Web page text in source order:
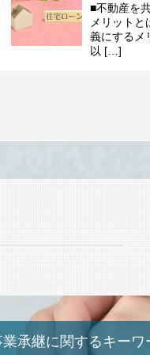
■不動産を
メリット
義にするメ
以 […]
業承継に関するキーワ